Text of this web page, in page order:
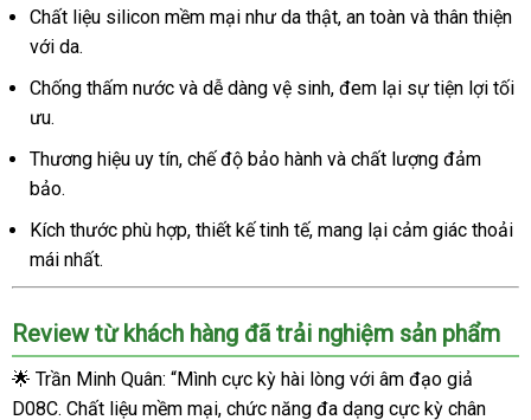
Chất liệu silicon mềm mại như da thật, an toàn và thân thiện
với da.
Chống thấm nước và dễ dàng vệ sinh, đem lại sự tiện lợi tối
ưu.
Thương hiệu uy tín, chế độ bảo hành và chất lượng đảm
bảo.
Kích thước phù hợp, thiết kế tinh tế, mang lại cảm giác thoải
mái nhất.
Review từ khách hàng đã trải nghiệm sản phẩm
🌟 Trần Minh Quân: “Mình cực kỳ hài lòng với âm đạo giả
D08C. Chất liệu mềm mại, chức năng đa dạng cực kỳ chân